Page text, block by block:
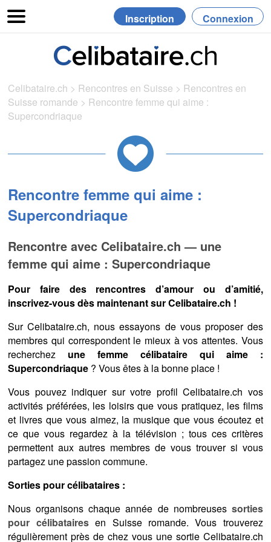
Inscription Connexion
Celibataire.ch > Rencontres en Suisse > Rencontres en
Suisse romande > Rencontre femme qui aime :
Supercondriaque
Rencontre femme qui aime :
Supercondriaque
Rencontre avec Celibataire.ch — une
femme qui aime : Supercondriaque
Pour faire des rencontres d’amour ou d’amitié,
inscrivez-vous dès maintenant sur Celibataire.ch !
Sur Celibataire.ch, nous essayons de vous proposer des
membres qui correspondent le mieux à vos attentes. Vous
recherchez une femme célibataire qui aime :
Supercondriaque ? Vous êtes à la bonne place !
Vous pouvez indiquer sur votre profil Celibataire.ch vos
activités préférées, les loisirs que vous pratiquez, les films
et livres que vous aimez, la musique que vous écoutez et
ce que vous regardez à la télévision ; tous ces critères
permettent aux autres membres de vous trouver si vous
partagez une passion commune.
Sorties pour célibataires :
Nous organisons chaque année de nombreuses sorties
pour célibatairesen Suisse romande. Vous trouverez
régulièrement près de chez vous une sortie Celibataire.ch